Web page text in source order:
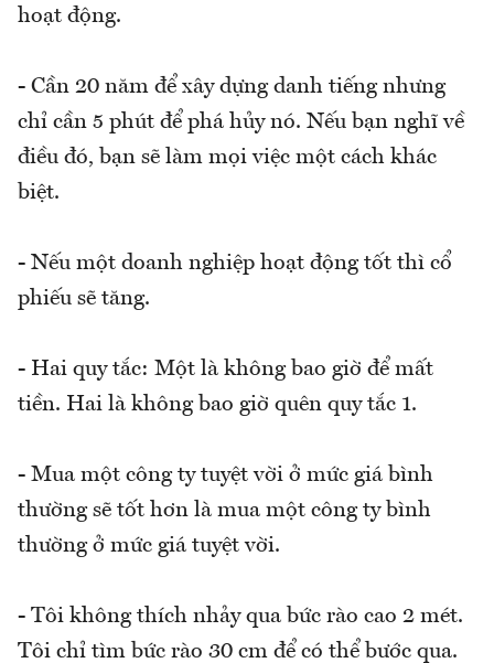
hoạt động.
- Cần 20 năm để xây dựng danh tiếng nhưng
chỉ cần 5 phút để phá hủy nó. Nếu bạn nghĩ về
điều đó, bạn sẽ làm mọi việc một cách khác
biệt.
- Nếu một doanh nghiệp hoạt động tốt thì cổ
phiếu sẽ tăng.
- Hai quy tắc: Một là không bao giờ để mất
tiền. Hai là không bao giờ quên quy tắc 1.
- Mua một công ty tuyệt vời ở mức giá bình
thường sẽ tốt hơn là mua một công ty bình
thường ở mức giá tuyệt vời.
- Tôi không thích nhảy qua bức rào cao 2 mét.
Tôi chỉ tìm bức rào 30 cm để có thể bước qua.